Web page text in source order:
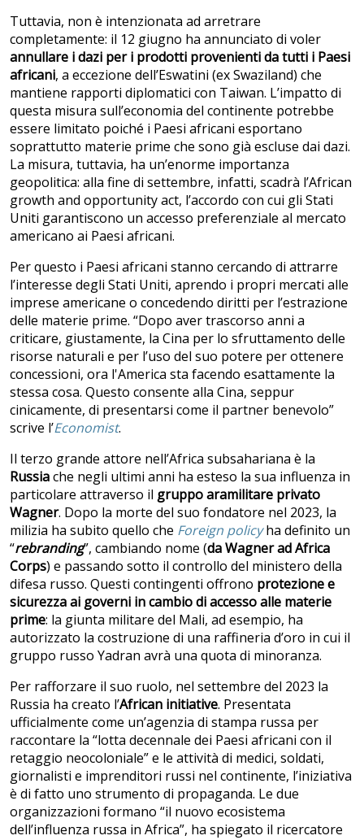
Tuttavia, non è intenzionata ad arretrare
completamente: il 12 giugno ha annunciato di voler
annullare i dazi per i prodotti provenienti da tutti i Paesi
africani, a eccezione dell’Eswatini (ex Swaziland) che
mantiene rapporti diplomatici con Taiwan. L’impatto di
questa misura sull’economia del continente potrebbe
essere limitato poiché i Paesi africani esportano
soprattutto materie prime che sono già escluse dai dazi.
La misura, tuttavia, ha un’enorme importanza
geopolitica: alla fine di settembre, infatti, scadrà l’African
growth and opportunity act, l’accordo con cui gli Stati
Uniti garantiscono un accesso preferenziale al mercato
americano ai Paesi africani.
Per questo i Paesi africani stanno cercando di attrarre
l’interesse degli Stati Uniti, aprendo i propri mercati alle
imprese americane o concedendo diritti per l’estrazione
delle materie prime. “Dopo aver trascorso anni a
criticare, giustamente, la Cina per lo sfruttamento delle
risorse naturali e per l’uso del suo potere per ottenere
concessioni, ora l'America sta facendo esattamente la
stessa cosa. Questo consente alla Cina, seppur
cinicamente, di presentarsi come il partner benevolo”
scrive l’Economist.
Il terzo grande attore nell’Africa subsahariana è la
Russiache negli ultimi anni ha esteso la sua influenza in
particolare attraverso il gruppo aramilitare privato
Wagner. Dopo la morte del suo fondatore nel 2023, la
milizia ha subito quello che Foreign policyha definito un
“rebranding”, cambiando nome (da Wagner ad Africa
Corps) e passando sotto il controllo del ministero della
difesa russo. Questi contingenti offrono protezione e
sicurezza ai governi in cambio diaccesso alle materie
prime: la giunta militare del Mali, ad esempio, ha
autorizzato la costruzione di una raffineria d’oro in cui il
gruppo russo Yadran avrà una quota di minoranza.
Per rafforzare il suo ruolo, nel settembre del 2023 la
Russia ha creato l’African initiative. Presentata
ufficialmente come un’agenzia di stampa russa per
raccontare la “lotta decennale dei Paesi africani con il
retaggio neocoloniale” e le attività di medici, soldati,
giornalisti e imprenditori russi nel continente, l’iniziativa
è di fatto uno strumento di propaganda. Le due
organizzazioni formano “il nuovo ecosistema
dell’influenza russa in Africa”, ha spiegato il ricercatore